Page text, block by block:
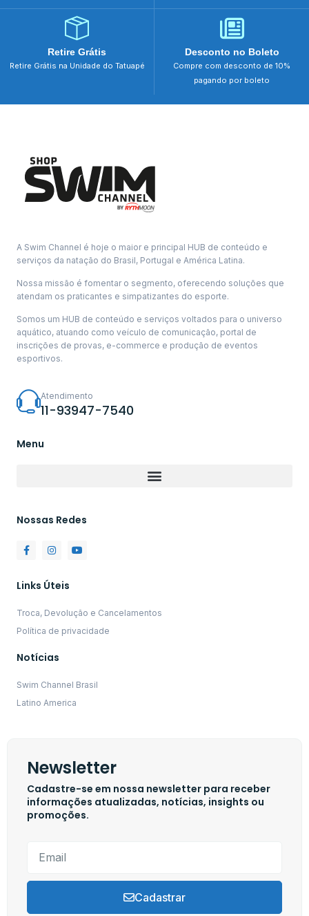
Retire Grátis
Retire Grátis na Unidade do Tatuapé
Desconto no Boleto
Compre com desconto de 10%
pagando por boleto
A Swim Channel é hoje o maior e principal HUB de conteúdo e
serviços da natação do Brasil, Portugal e América Latina.
Nossa missão é fomentar o segmento, oferecendo soluções que
atendam os praticantes e simpatizantes do esporte.
Somos um HUB de conteúdo e serviços voltados para o universo
aquático, atuando como veículo de comunicação, portal de
inscrições de provas, e-commerce e produção de eventos
esportivos.
Atendimento
11-93947-7540
Menu
Nossas Redes
Links Úteis
Troca, Devolução e Cancelamentos
Política de privacidade
Notícias
Swim Channel Brasil
Latino America
Newsletter
Cadastre-se em nossa newsletter para receber
informações atualizadas, notícias, insights ou
promoções.
Cadastrar